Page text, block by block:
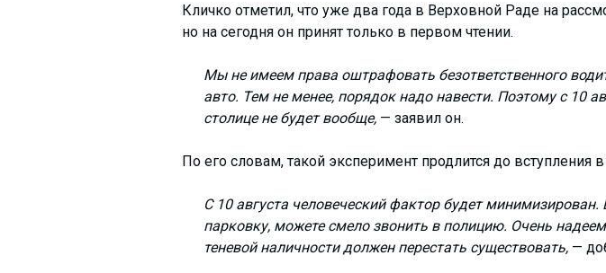
Кличко отметил, что уже два года в Верховной Раде на
но на сегодня он принят только в первом чтении.
Мы не имеем права оштрафовать безответственного
авто. Тем не менее, порядок надо навести. Поэтому с 10
столице не будет вообще,— заявил он.
По его словам, такой эксперимент продлится до вступления
С 10 августа человеческий фактор будет минимизирован.
парковку, можете смело звонить в полицию. Очень
теневой наличности должен перестать существовать,—